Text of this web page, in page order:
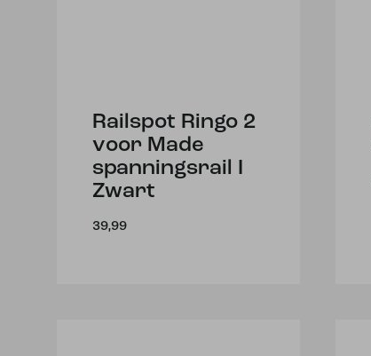
Railspot Ringo 2
voor Made
spanningsrail I
Zwart
39,99